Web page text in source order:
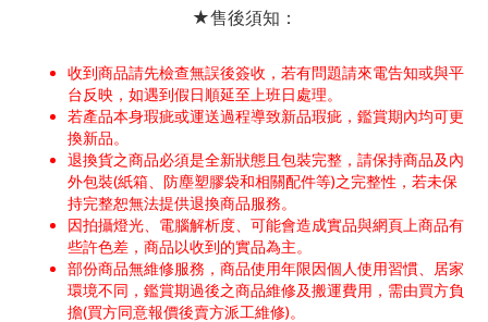
★售後須知：
收到商品請先檢查無誤後簽收，若有問題請來電告知或與平
台反映，如遇到假日順延至上班日處理。
若產品本身瑕疵或運送過程導致新品瑕疵，鑑賞期內均可更
換新品。
退換貨之商品必須是全新狀態且包裝完整，請保持商品及內
外包裝(紙箱、防塵塑膠袋和相關配件等)之完整性，若未保
持完整恕無法提供退換商品服務。
因拍攝燈光、電腦解析度、可能會造成實品與網頁上商品有
些許色差，商品以收到的實品為主。
部份商品無維修服務，商品使用年限因個人使用習慣、居家
環境不同，鑑賞期過後之商品維修及搬運費用，需由買方負
擔(買方同意報價後賣方派工維修)。